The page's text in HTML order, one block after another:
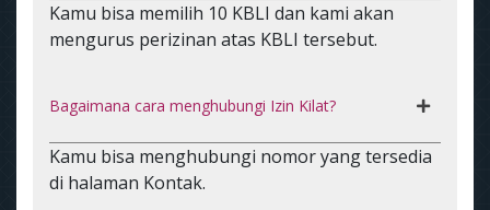
Kamu bisa memilih 10 KBLI dan kami akan
mengurus perizinan atas KBLI tersebut.
Bagaimana cara menghubungi Izin Kilat?
Kamu bisa menghubungi nomor yang tersedia
di halaman Kontak.